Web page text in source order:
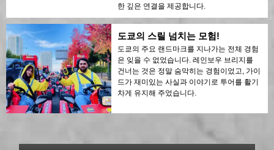
한 깊은 연결을 제공합니다.
도쿄의 스릴 넘치는 모험!
도쿄의 주요 랜드마크를 지나가는 전체 경험
은 잊을 수 없었습니다. 레인보우 브리지를
건너는 것은 정말 숨막히는 경험이었고, 가이
드가 재미있는 사실과 이야기로 투어를 활기
차게 유지해 주었습니다.